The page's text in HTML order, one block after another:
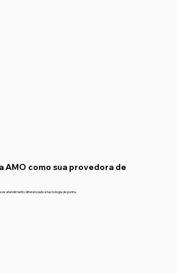
AMO como sua provedora de
atendimento diferenciado e tecnologia de ponta.